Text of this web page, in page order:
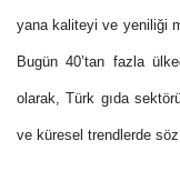
yana kaliteyi ve yeniliği
Bugün 40’tan fazla
olarak, Türk gıda
ve küresel trendlerde